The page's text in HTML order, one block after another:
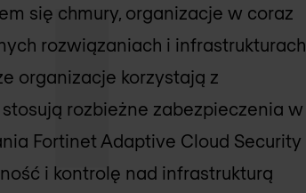
się chmury, organizacje w coraz
rozwiązaniach i infrastrukturach
organizacje korzystają z
rozbieżne zabezpieczenia w
Fortinet Adaptive Cloud Security
i kontrolę nad infrastrukturą